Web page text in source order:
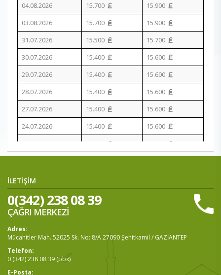
04.08.2026
15.700
15.900
03.08.2026
15.700
15.900
31.07.2026
15.500
15.700
30.07.2026
15.400
15.600
29.07.2026
15.400
15.600
28.07.2026
15.400
15.600
27.07.2026
15.400
15.600
24.07.2026
15.400
15.600
21.07.2026
20.07.2026
15.100
İLETİŞİM
0(342) 238 08 39
ÇAĞRI MERKEZİ
Adres:
Mücahitler Mah. 52025 Sk. No: 8/A 27090 Şehitkamil / GAZİANTEP
Telefon:
0 (342) 238 08 39 (pbx)
E-Posta: